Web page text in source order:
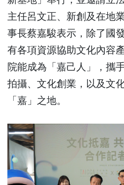
主任呂文正、新創及在地
事長蔡嘉駿表示，除了國
有各項資源協助文化內容
院能成為「嘉己人」，攜
拍攝、文化創業，以及文
「嘉」之地。